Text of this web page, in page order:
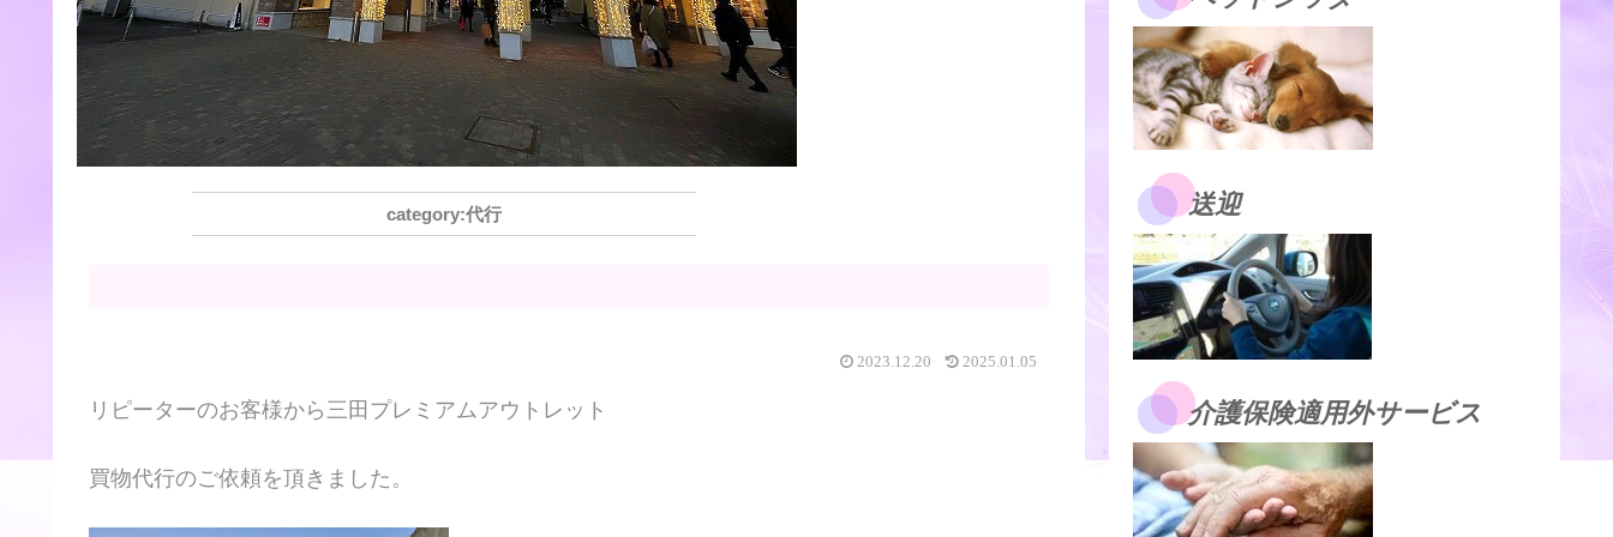
代行
2023.12.20 2025.01.05
リピーターのお客様から三田プレミアムアウトレット
買物代行のご依頼を頂きました。
送迎
介護保険適用外サービス